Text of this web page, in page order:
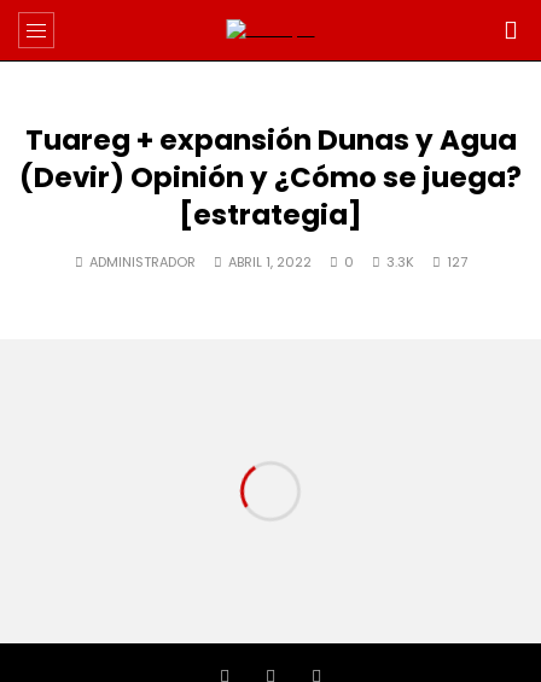
Tuareg + expansión Dunas y Agua
(Devir) Opinión y ¿Cómo se juega?
[estrategia]
ADMINISTRADOR ABRIL 1, 2022 0 3.3K 127